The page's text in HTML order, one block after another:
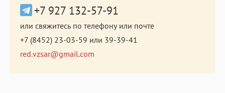
+7 927 132-57-91
или свяжитесь по телефону или почте
+7 (8452) 23-03-59 или 39-39-41
red.vzsar@gmail.com